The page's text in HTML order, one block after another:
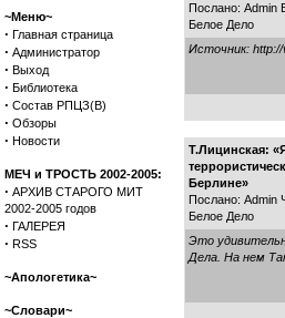
~Меню~
· Главная страница
· Администратор
· Выход
· Библиотека
· Состав РПЦЗ(В)
· Обзоры
· Новости
МЕЧ и ТРОСТЬ 2002-2005:
· АРХИВ СТАРОГО МИТ
2002-2005 годов
· ГАЛЕРЕЯ
· RSS
~Апологетика~
~Словари~
Послано: Admin
Белое Дело
Источник:
Т.Лицинская:
Берлине»
Послано: Admin
Белое Дело
Это
Дела. На нем